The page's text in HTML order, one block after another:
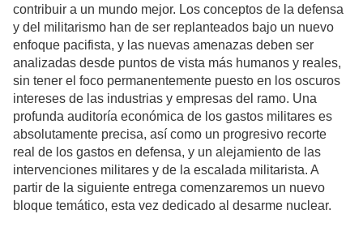
contribuir a un mundo mejor. Los conceptos de la defensa
y del militarismo han de ser replanteados bajo un nuevo
enfoque pacifista, y las nuevas amenazas deben ser
analizadas desde puntos de vista más humanos y reales,
sin tener el foco permanentemente puesto en los oscuros
intereses de las industrias y empresas del ramo. Una
profunda auditoría económica de los gastos militares es
absolutamente precisa, así como un progresivo recorte
real de los gastos en defensa, y un alejamiento de las
intervenciones militares y de la escalada militarista. A
partir de la siguiente entrega comenzaremos un nuevo
bloque temático, esta vez dedicado al desarme nuclear.